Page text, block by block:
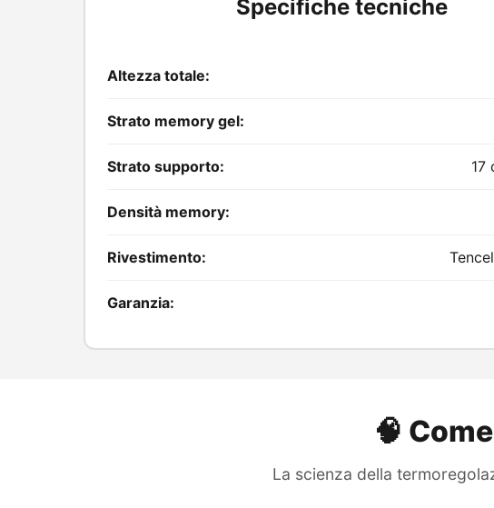
Specifiche tecniche
Altezza totale:
Strato memory gel:
Strato supporto: 17
Densità memory:
Rivestimento:
Garanzia:
🧠
La scienza della